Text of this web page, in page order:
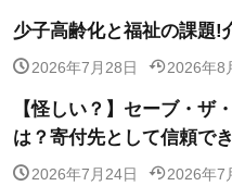
少子高齢化と福祉の課題!
2026年7月28日 2026年8
【怪しい？】セーブ・ザ
は？寄付先として信頼で
2026年7月24日 2026年7